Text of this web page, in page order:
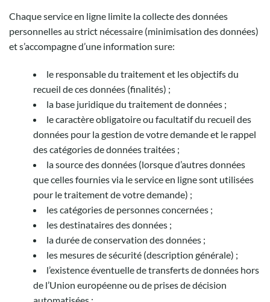
Chaque service en ligne limite la collecte des données
personnelles au strict nécessaire (minimisation des données)
et s’accompagne d’une information sure:
le responsable du traitement et les objectifs du
recueil de ces données (finalités) ;
la base juridique du traitement de données ;
le caractère obligatoire ou facultatif du recueil des
données pour la gestion de votre demande et le rappel
des catégories de données traitées ;
la source des données (lorsque d’autres données
que celles fournies via le service en ligne sont utilisées
pour le traitement de votre demande) ;
les catégories de personnes concernées ;
les destinataires des données ;
la durée de conservation des données ;
les mesures de sécurité (description générale) ;
l’existence éventuelle de transferts de données hors
de l’Union européenne ou de prises de décision